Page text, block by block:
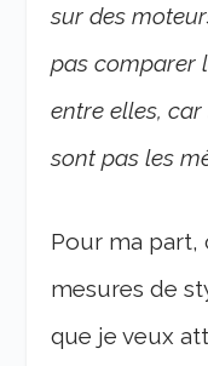
sur des
pas comparer
entre elles,
sont pas les
Pour ma part,
mesures de
que je veux